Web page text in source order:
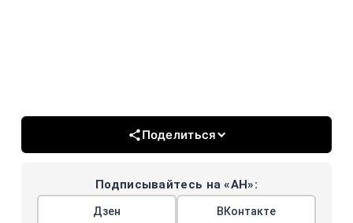
Поделиться
Подписывайтесь на «АН»:
Дзен ВКонтакте